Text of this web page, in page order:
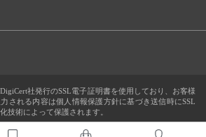
社発行のSSL電子証明書を使用しており、お客様
される内容は個人情報保護方針に基づき送信時にSSL
技術によって保護されます。